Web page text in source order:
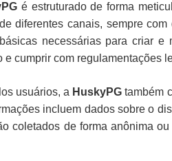
é estruturado de forma
diferentes canais, sempre
necessárias para criar
cumprir com regulamentações
usuários, a HuskyPG também
incluem dados sobre o
coletados de forma anônima